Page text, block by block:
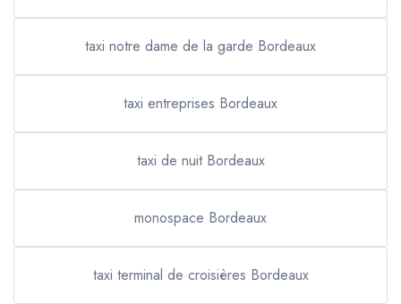
taxi notre dame de la garde Bordeaux
taxi entreprises Bordeaux
taxi de nuit Bordeaux
monospace Bordeaux
taxi terminal de croisières Bordeaux